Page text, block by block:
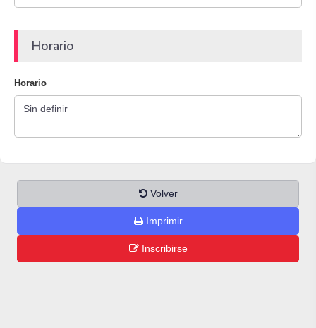
Horario
Horario
Volver
Imprimir
Inscribirse